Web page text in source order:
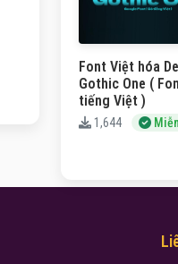
Font Việt hóa
Gothic One (
tiếng Việt )
1,644